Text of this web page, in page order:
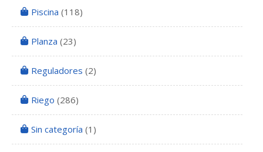
Piscina (118)
Planza (23)
Reguladores (2)
Riego (286)
Sin categoría (1)